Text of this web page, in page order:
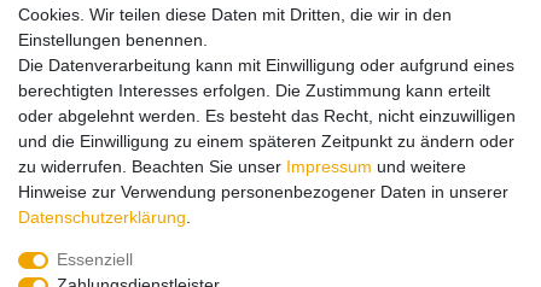
Lieferung und Versand
Impressum Daten­schutz­erklärung AGB
Barrierefreiheitserklärung
Cookies. Wir teilen diese Daten mit Dritten, die wir in den
Einstellungen benennen.
Die Datenverarbeitung kann mit Einwilligung oder aufgrund eines
berechtigten Interesses erfolgen. Die Zustimmung kann erteilt
oder abgelehnt werden. Es besteht das Recht, nicht einzuwilligen
und die Einwilligung zu einem späteren Zeitpunkt zu ändern oder
zu widerrufen. Beachten Sie unser Impressum und weitere
Hinweise zur Verwendung personenbezogener Daten in unserer
Daten­schutz­erklärung
Essenziell